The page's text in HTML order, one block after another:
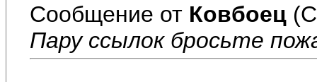
Сообщение от Ковбоец
Пару ссылок бросьте